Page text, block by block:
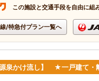
この施設と交通手段を自由に組
/特急付プラン一覧へ
源泉かけ流し】 ★一戸建て